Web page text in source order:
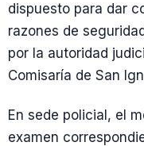
dispuesto para dar
razones de
por la autoridad
Comisaría de San
En sede policial, el
examen